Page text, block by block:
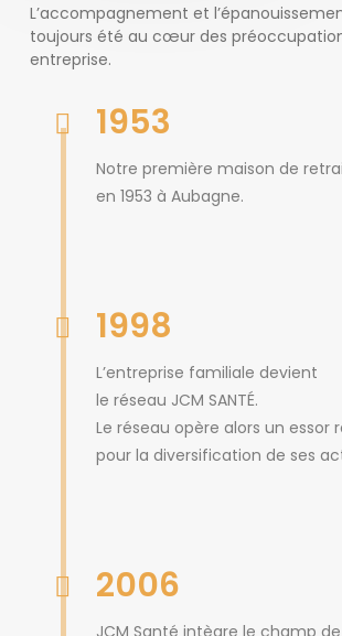
L’accompagnement et
toujours été au cœur des
entreprise.
1953
Notre première maison de
en 1953 à Aubagne.
1998
L’entreprise familiale devient
le réseau JCM SANTÉ.
Le réseau opère alors un essor
pour la diversification de ses
2006
JCM Santé intègre le champ de